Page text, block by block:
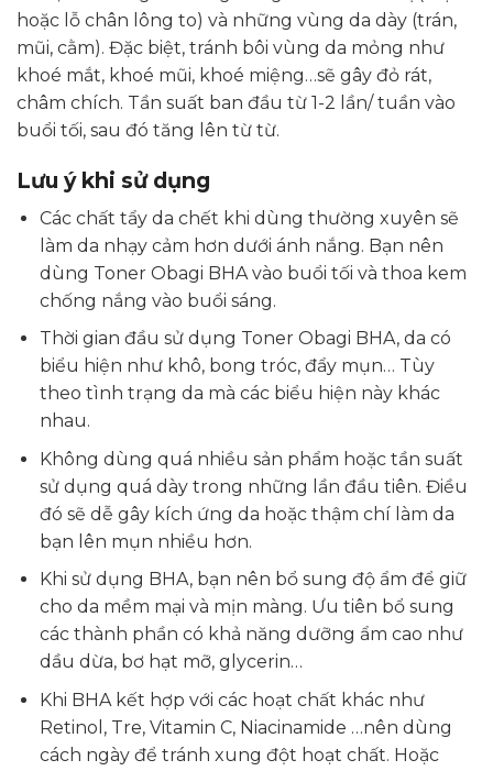
hoặc lỗ chân lông to) và những vùng da dày (trán,
mũi, cằm). Đặc biệt, tránh bôi vùng da mỏng như
khoé mắt, khoé mũi, khoé miệng…sẽ gây đỏ rát,
châm chích. Tần suất ban đầu từ 1-2 lần/ tuần vào
buổi tối, sau đó tăng lên từ từ.
Lưu ý khi sử dụng
Các chất tẩy da chết khi dùng thường xuyên sẽ
làm da nhạy cảm hơn dưới ánh nắng. Bạn nên
dùng Toner Obagi BHA vào buổi tối và thoa kem
chống nắng vào buổi sáng.
Thời gian đầu sử dụng Toner Obagi BHA, da có
biểu hiện như khô, bong tróc, đẩy mụn… Tùy
theo tình trạng da mà các biểu hiện này khác
nhau.
Không dùng quá nhiều sản phẩm hoặc tần suất
sử dụng quá dày trong những lần đầu tiên. Điều
đó sẽ dễ gây kích ứng da hoặc thậm chí làm da
bạn lên mụn nhiều hơn.
Khi sử dụng BHA, bạn nên bổ sung độ ẩm để giữ
cho da mềm mại và mịn màng. Ưu tiên bổ sung
các thành phần có khả năng dưỡng ẩm cao như
dầu dừa, bơ hạt mỡ, glycerin…
Khi BHA kết hợp với các hoạt chất khác như
Retinol, Tre, Vitamin C, Niacinamide …nên dùng
cách ngày để tránh xung đột hoạt chất. Hoặc